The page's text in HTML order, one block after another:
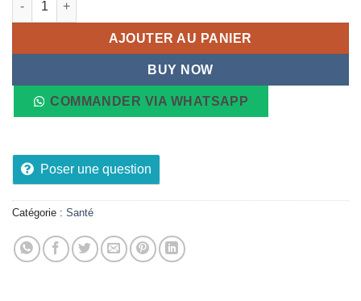
AJOUTER AU PANIER
BUY NOW
COMMANDER VIA WHATSAPP
Poser une question
Catégorie : Santé